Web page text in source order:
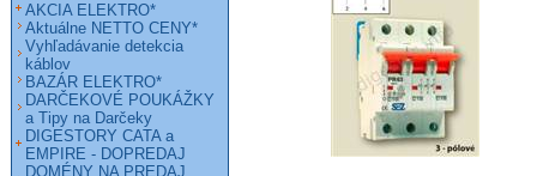
AKCIA ELEKTRO*
Aktuálne NETTO CENY*
Vyhľadávanie detekcia
káblov
BAZÁR ELEKTRO*
DARČEKOVÉ POUKÁŽKY
a Tipy na Darčeky
DIGESTORY CATA a
EMPIRE - DOPREDAJ
DOMÉNY NA PREDAJ